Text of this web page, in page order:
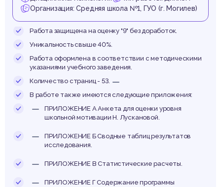
Организация: Средняя школа №1, ГУО (г. Могилев)
Работа защищена на оценку "9" без доработок.
Уникальность свыше 40%.
Работа оформлена в соответствии с методическими
указаниями учебного заведения.
Количество страниц - 53.
В работе также имеются следующие приложения:
ПРИЛОЖЕНИЕ А Анкета для оценки уровня
школьной мотивации Н. Лускановой.
ПРИЛОЖЕНИЕ Б Сводные таблиц результатов
исследования.
ПРИЛОЖЕНИЕ В Статистические расчеты.
ПРИЛОЖЕНИЕ Г Содержание программы